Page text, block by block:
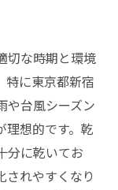
切な時期と環境
特に東京都新宿
や台風シーズン
理想的です。乾
分に乾いてお
されやすくなり